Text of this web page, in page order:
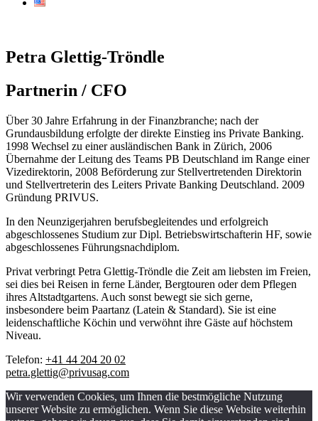
Petra Glettig-Tröndle
Partnerin / CFO
Über 30 Jahre Erfahrung in der Finanzbranche; nach der
Grundausbildung erfolgte der direkte Einstieg ins Private Banking.
1998 Wechsel zu einer ausländischen Bank in Zürich, 2006
Übernahme der Leitung des Teams PB Deutschland im Range einer
Vizedirektorin, 2008 Beförderung zur Stellvertretenden Direktorin
und Stellvertreterin des Leiters Private Banking Deutschland. 2009
Gründung PRIVUS.
In den Neunzigerjahren berufsbegleitendes und erfolgreich
abgeschlossenes Studium zur Dipl. Betriebswirtschafterin HF, sowie
abgeschlossenes Führungsnachdiplom.
Privat verbringt Petra Glettig-Tröndle die Zeit am liebsten im Freien,
sei dies bei Reisen in ferne Länder, Bergtouren oder dem Pflegen
ihres Altstadtgartens. Auch sonst bewegt sie sich gerne,
insbesondere beim Paartanz (Latein & Standard). Sie ist eine
leidenschaftliche Köchin und verwöhnt ihre Gäste auf höchstem
Niveau.
Telefon: +41 44 204 20 02
petra.glettig@privusag.com
Wir verwenden Cookies, um Ihnen die bestmögliche Nutzung
unserer Website zu ermöglichen. Wenn Sie diese Website weiterhin